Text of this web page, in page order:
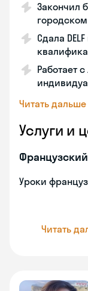
Закончил
Сдала
Работает
Читать дальше
Услуги и
Уроки
Читать